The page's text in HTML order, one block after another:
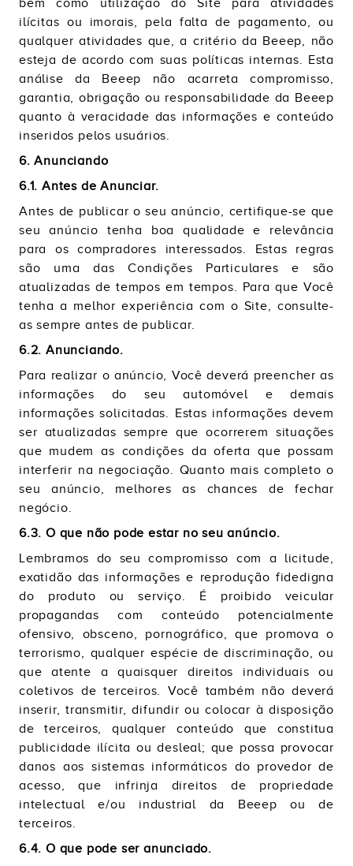
bem como utilização do Site para atividades
ilícitas ou imorais, pela falta de pagamento, ou
qualquer atividades que, a critério da Beeep, não
esteja de acordo com suas políticas internas. Esta
análise da Beeep não acarreta compromisso,
garantia, obrigação ou responsabilidade da Beeep
quanto à veracidade das informações e conteúdo
inseridos pelos usuários.
6. Anunciando
6.1. Antes de Anunciar.
Antes de publicar o seu anúncio, certifique-se que
seu anúncio tenha boa qualidade e relevância
para os compradores interessados. Estas regras
são uma das Condições Particulares e são
atualizadas de tempos em tempos. Para que Você
tenha a melhor experiência com o Site, consulte-
as sempre antes de publicar.
6.2. Anunciando.
Para realizar o anúncio, Você deverá preencher as
informações do seu automóvel e demais
informações solicitadas. Estas informações devem
ser atualizadas sempre que ocorrerem situações
que mudem as condições da oferta que possam
interferir na negociação. Quanto mais completo o
seu anúncio, melhores as chances de fechar
negócio.
6.3. O que não pode estar no seu anúncio.
Lembramos do seu compromisso com a licitude,
exatidão das informações e reprodução fidedigna
do produto ou serviço. É proibido veicular
propagandas com conteúdo potencialmente
ofensivo, obsceno, pornográfico, que promova o
terrorismo, qualquer espécie de discriminação, ou
que atente a quaisquer direitos individuais ou
coletivos de terceiros. Você também não deverá
inserir, transmitir, difundir ou colocar à disposição
de terceiros, qualquer conteúdo que constitua
publicidade ilícita ou desleal; que possa provocar
danos aos sistemas informáticos do provedor de
acesso, que infrinja direitos de propriedade
intelectual e/ou industrial da Beeep ou de
terceiros.
6.4. O que pode ser anunciado.